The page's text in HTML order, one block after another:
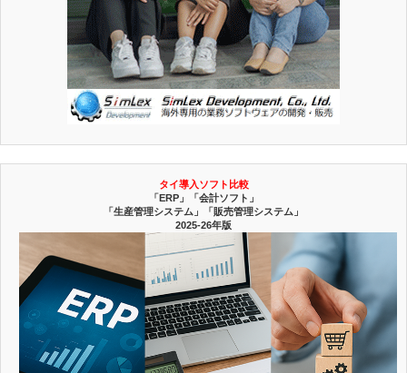
タイ導入ソフト比較
「ERP」「会計ソフト」
「生産管理システム」「販売管理システム」
2025-26年版